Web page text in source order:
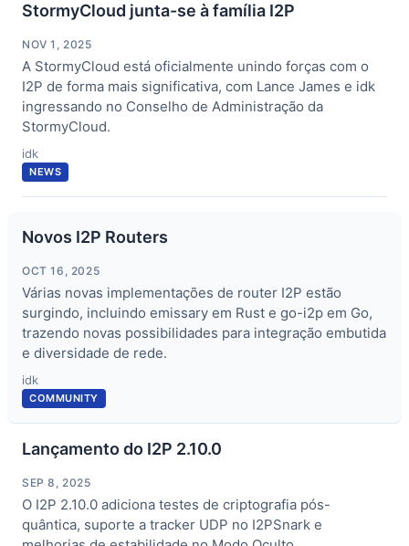
StormyCloud junta-se à família I2P
NOV 1, 2025
A StormyCloud está oficialmente unindo forças com o
I2P de forma mais significativa, com Lance James e idk
ingressando no Conselho de Administração da
StormyCloud.
idk
NEWS
Novos I2P Routers
OCT 16, 2025
Várias novas implementações de router I2P estão
surgindo, incluindo emissary em Rust e go-i2p em Go,
trazendo novas possibilidades para integração embutida
e diversidade de rede.
idk
COMMUNITY
Lançamento do I2P 2.10.0
SEP 8, 2025
O I2P 2.10.0 adiciona testes de criptografia pós-
quântica, suporte a tracker UDP no I2PSnark e